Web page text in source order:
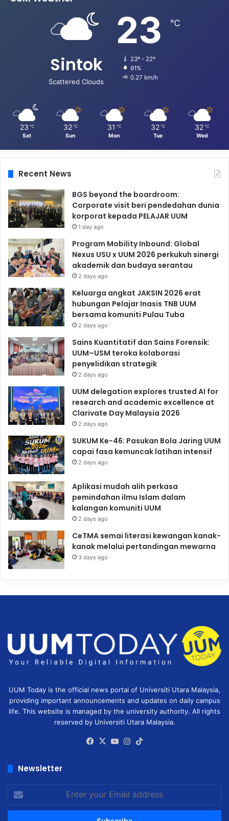
Sintok
Scattered Clouds
23 ℃
23º - 22º
91%
0.27 km/h
23 ℃
Sat
32 ℃
Sun
31 ℃
Mon
32 ℃
Tue
32 ℃
Wed
Recent News
BGS beyond the boardroom:
Corporate visit beri pendedahan dunia
korporat kepada PELAJAR UUM
1 day ago
Program Mobility Inbound: Global
Nexus USU x UUM 2026 perkukuh sinergi
akademik dan budaya serantau
2 days ago
Keluarga angkat JAKSIN 2026 erat
hubungan Pelajar Inasis TNB UUM
bersama komuniti Pulau Tuba
2 days ago
Sains Kuantitatif dan Sains Forensik:
UUM–USM teroka kolaborasi
penyelidikan strategik
2 days ago
UUM delegation explores trusted AI for
research and academic excellence at
Clarivate Day Malaysia 2026
2 days ago
SUKUM Ke-46: Pasukan Bola Jaring UUM
capai fasa kemuncak latihan intensif
2 days ago
Aplikasi mudah alih perkasa
pemindahan ilmu Islam dalam
kalangan komuniti UUM
2 days ago
CeTMA semai literasi kewangan kanak-
kanak melalui pertandingan mewarna
3 days ago
UUM Today is the official news portal of Universiti Utara Malaysia,
providing important announcements and updates on daily campus
life. This website is managed by the university authority. All rights
reserved by Universiti Utara Malaysia.
Facebook
X YouTubeInstagram
Newsletter
Enter
your
Email